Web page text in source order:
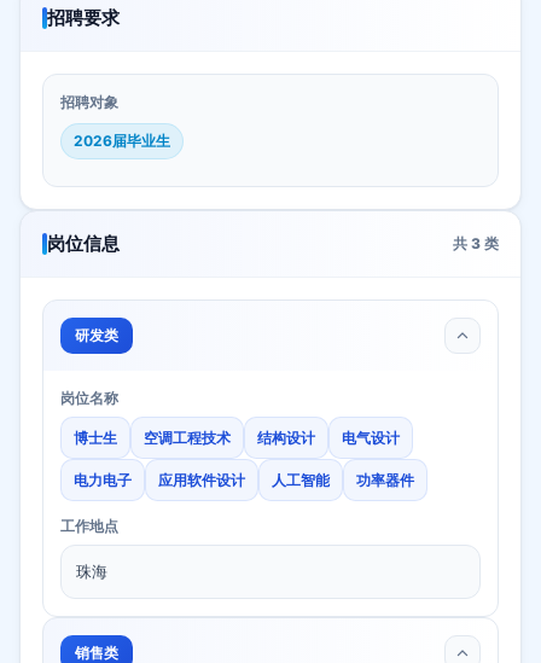
招聘要求
招聘对象
2026届毕业生
岗位信息 共 3 类
研发类
岗位名称
博士生 空调工程技术 结构设计 电气设计
电力电子 应用软件设计 人工智能 功率器件
工作地点
珠海
销售类